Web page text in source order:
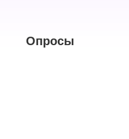
Опросы